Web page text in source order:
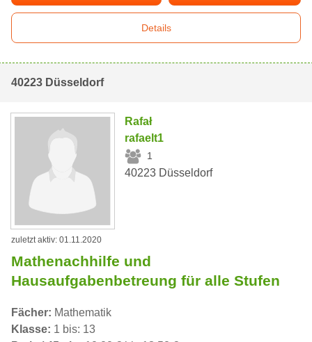
Details
40223 Düsseldorf
Rafał
rafaelt1
1
40223 Düsseldorf
zuletzt aktiv: 01.11.2020
Mathenachhilfe und
Hausaufgabenbetreung für alle Stufen
Fächer: Mathematik
Klasse: 1 bis: 13